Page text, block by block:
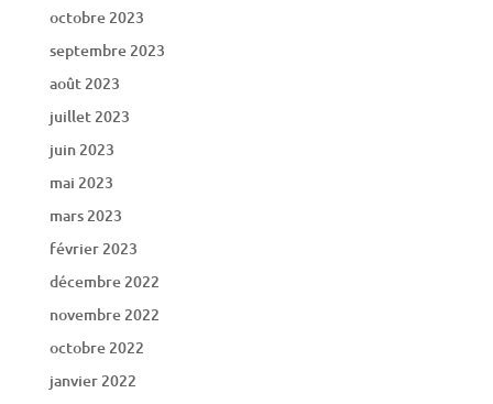
octobre 2023
septembre 2023
août 2023
juillet 2023
juin 2023
mai 2023
mars 2023
février 2023
décembre 2022
novembre 2022
octobre 2022
janvier 2022